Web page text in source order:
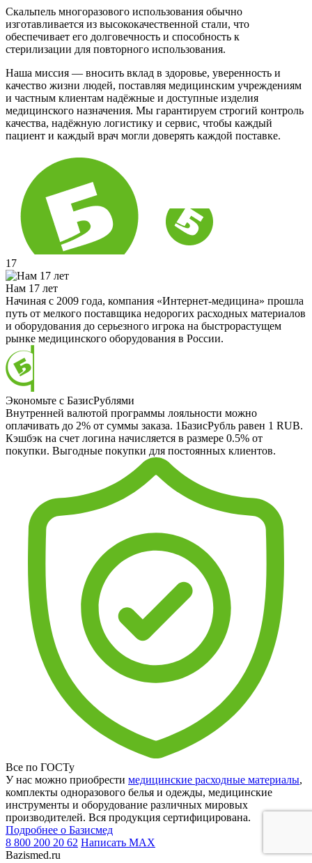
Скальпель многоразового использования обычно
изготавливается из высококачественной стали, что
обеспечивает его долговечность и способность к
стерилизации для повторного использования.
Наша миссия — вносить вклад в здоровье, уверенность и
качество жизни людей, поставляя медицинским учреждениям
и частным клиентам надёжные и доступные изделия
медицинского назначения. Мы гарантируем строгий контроль
качества, надёжную логистику и сервис, чтобы каждый
пациент и каждый врач могли доверять каждой поставке.
17
Нам 17 лет
Начиная с 2009 года, компания «Интернет-медицина» прошла
путь от мелкого поставщика недорогих расходных материалов
и оборудования до серьезного игрока на быстрорастущем
рынке медицинского оборудования в России.
Экономьте с БазисРублями
Внутренней валютой программы лояльности можно
оплачивать до 2% от суммы заказа. 1БазисРубль равен 1 RUB.
Кэшбэк на счет логина начисляется в размере 0.5% от
покупки. Выгодные покупки для постоянных клиентов.
Все по ГОСТу
У нас можно приобрести медицинские расходные материалы,
комплекты одноразового белья и одежды, медицинские
инструменты и оборудование различных мировых
производителей. Вся продукция сертифицирована.
Подробнее о Базисмед
8 800 200 20 62 Написать MAX
Bazismed.ru